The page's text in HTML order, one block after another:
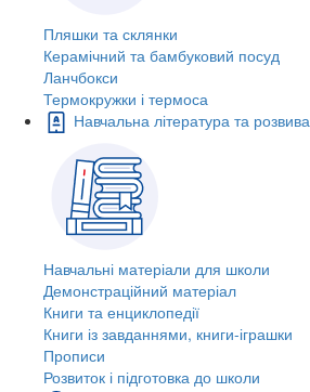
Пляшки та склянки
Керамічний та бамбуковий посуд
Ланчбокси
Термокружки і термоса
Навчальна література та
Навчальні матеріали для школи
Демонстраційний матеріал
Книги та енциклопедії
Книги із завданнями, книги-іграшки
Прописи
Розвиток і підготовка до школи